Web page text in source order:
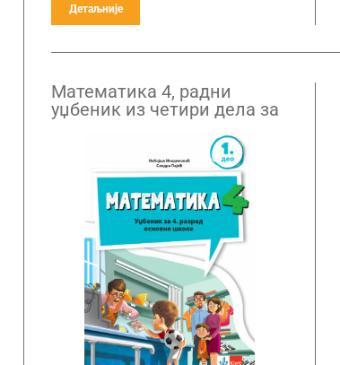
Детаљније
Математика 4, радни
уџбеник из четири дела за